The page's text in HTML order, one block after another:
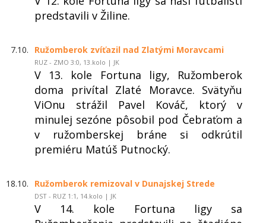
predstavili v Žiline.
7.10. Ružomberok zvíťazil nad Zlatými Moravcami
RUZ - ZMO 3:0, 13.kolo | JK
V 13. kole Fortuna ligy, Ružomberok
doma privítal Zlaté Moravce. Svätyňu
ViOnu strážil Pavel Kováč, ktorý v
minulej sezóne pôsobil pod Čebraťom a
v ružomberskej bráne si odkrútil
premiéru Matúš Putnocký.
18.10. Ružomberok remizoval v Dunajskej Strede
DST - RUZ 1:1, 14.kolo | JK
V 14. kole Fortuna ligy sa